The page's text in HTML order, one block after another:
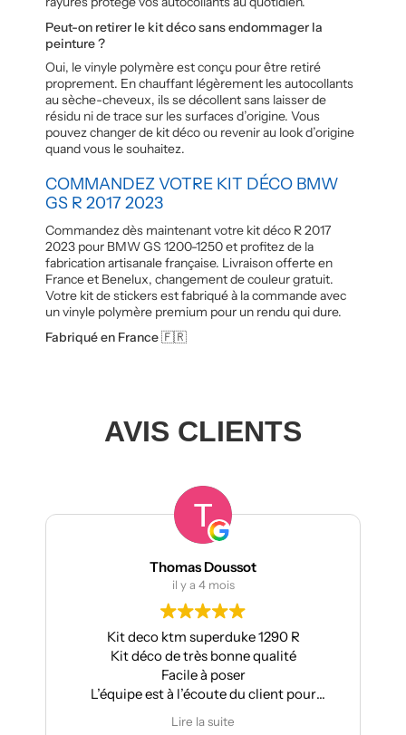
Peut-on retirer le kit déco sans endommager la
peinture ?
Oui, le vinyle polymère est conçu pour être retiré
proprement. En chauffant légèrement les autocollants
au sèche-cheveux, ils se décollent sans laisser de
résidu ni de trace sur les surfaces d’origine. Vous
pouvez changer de kit déco ou revenir au look d’origine
quand vous le souhaitez.
COMMANDEZ VOTRE KIT DÉCO BMW
GS R 2017 2023
Commandez dès maintenant votre kit déco R 2017
2023 pour BMW GS 1200-1250 et profitez de la
fabrication artisanale française. Livraison offerte en
France et Benelux, changement de couleur gratuit.
Votre kit de stickers est fabriqué à la commande avec
un vinyle polymère premium pour un rendu qui dure.
Fabriqué en France 🇫🇷
AVIS CLIENTS
Thomas Doussot
il y a 4 mois
Kit deco ktm superduke 1290 R
Kit déco de très bonne qualité
Facile à poser
L’équipe est à l’écoute du client pour
effectuer des modifications
Lire la suite